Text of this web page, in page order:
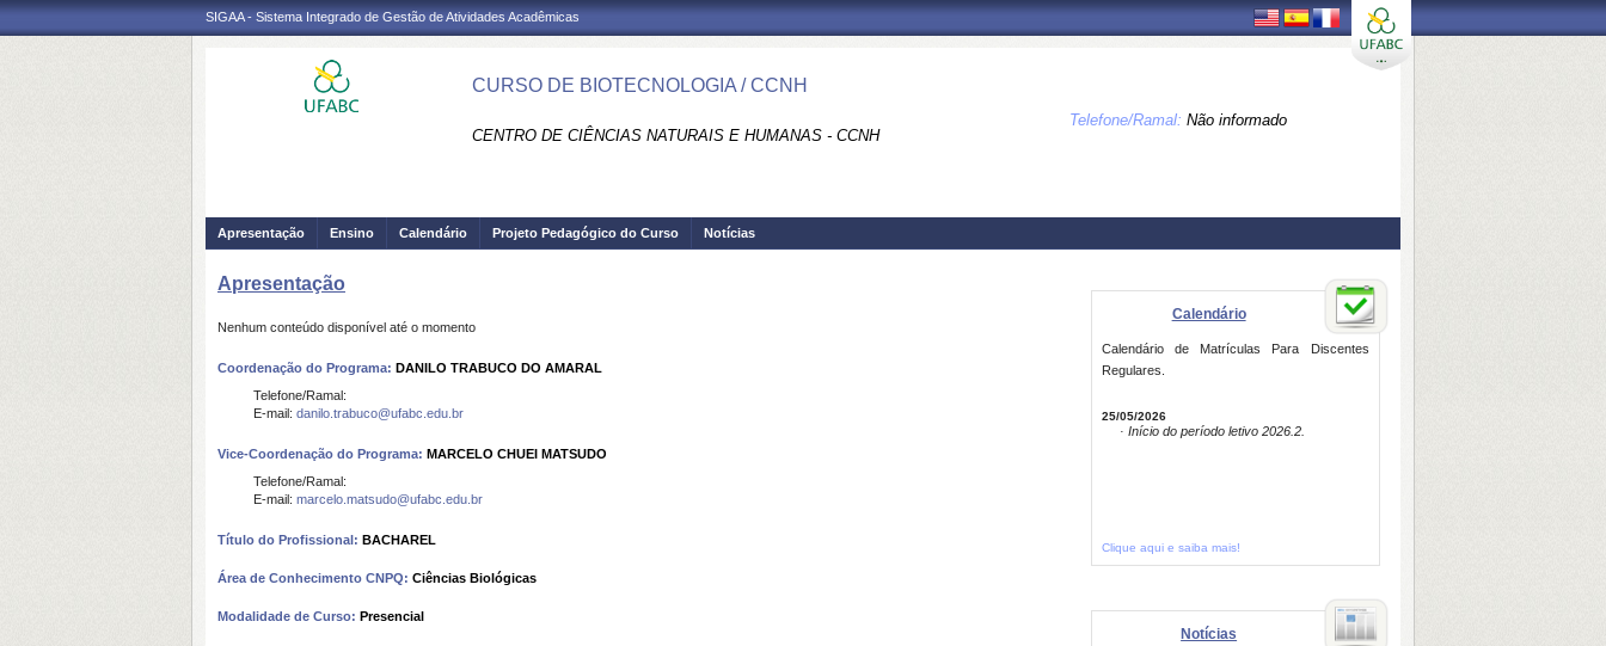
SIGAA - Sistema Integrado de Gestão de Atividades Acadêmicas
CURSO DE BIOTECNOLOGIA / CCNH
CENTRO DE CIÊNCIAS NATURAIS E HUMANAS - CCNH
Telefone/Ramal: Não informado
Apresentação Ensino Calendário Projeto Pedagógico do Curso Notícias
Apresentação
Nenhum conteúdo disponível até o momento
Coordenação do Programa: DANILO TRABUCO DO AMARAL
Telefone/Ramal:
E-mail: danilo.trabuco@ufabc.edu.br
Vice-Coordenação do Programa: MARCELO CHUEI MATSUDO
Telefone/Ramal:
E-mail: marcelo.matsudo@ufabc.edu.br
Título do Profissional: BACHAREL
Área de Conhecimento CNPQ: Ciências Biológicas
Modalidade de Curso: Presencial
Calendário
Calendário de Matrículas Para Discentes
Regulares.
25/05/2026
· Início do período letivo 2026.2.
Clique aqui e saiba mais!
Notícias